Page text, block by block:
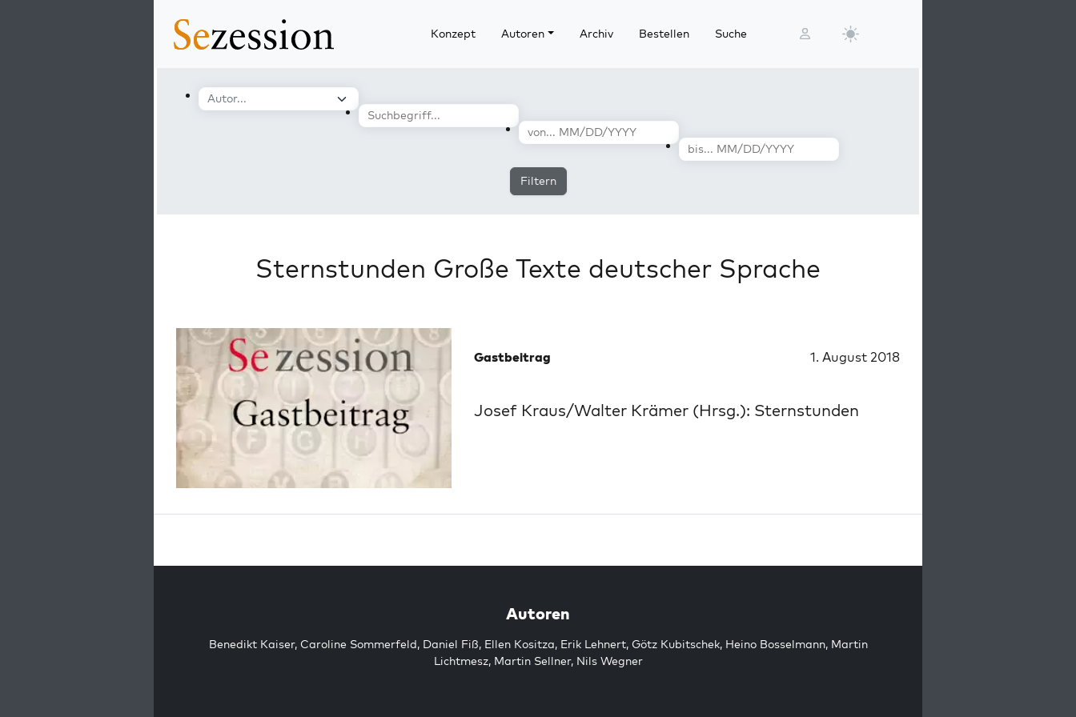
Konzept Autoren Archiv Bestellen Suche
Filtern
Sternstunden Große Texte deutscher Sprache
Gastbeitrag 1. August 2018
Josef Kraus/Walter Krämer (Hrsg.): Sternstunden
Autoren
Benedikt Kaiser, Caroline Sommerfeld, Daniel Fiß, Ellen Kositza, Erik Lehnert, Götz Kubitschek, Heino Bosselmann, Martin
Lichtmesz, Martin Sellner, Nils Wegner